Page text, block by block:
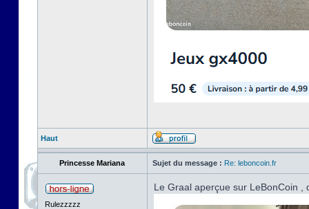
Haut
Princesse Mariana Sujet du message : Re: leboncoin.fr
Rulezzzzz
Le Graal aperçue sur LeBonCoin